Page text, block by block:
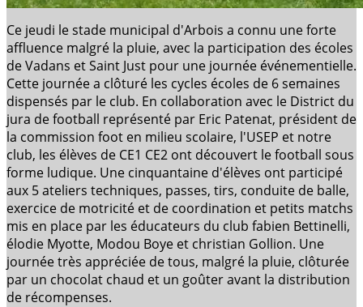
Ce jeudi le stade municipal d'Arbois a connu une forte
affluence malgré la pluie, avec la participation des écoles
de Vadans et Saint Just pour une journée événementielle.
Cette journée a clôturé les cycles écoles de 6 semaines
dispensés par le club. En collaboration avec le District du
jura de football représenté par Eric Patenat, président de
la commission foot en milieu scolaire, l'USEP et notre
club, les élèves de CE1 CE2 ont découvert le football sous
forme ludique. Une cinquantaine d'élèves ont participé
aux 5 ateliers techniques, passes, tirs, conduite de balle,
exercice de motricité et de coordination et petits matchs
mis en place par les éducateurs du club fabien Bettinelli,
élodie Myotte, Modou Boye et christian Gollion. Une
journée très appréciée de tous, malgré la pluie, clôturée
par un chocolat chaud et un goûter avant la distribution
de récompenses.